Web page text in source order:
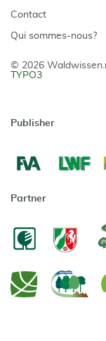
Contact
Qui sommes-nous?
© 2026
TYPO3
Publisher
Partner